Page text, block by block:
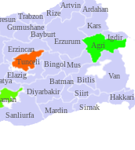
Erzincan
Sanliurfa
Gumushane
Trabzon Rize
Erzurum
Artvin
Kars
Agri
Tunceli
Elazig
Diyarbakir
Mardin
Siirt
Bitlis
BingolMus
Van
Hakkari
Bayburt
Ardahan
Igdir
Batman
Sirnak